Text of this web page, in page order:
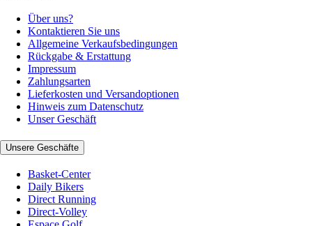
Über uns?
Kontaktieren Sie uns
Allgemeine Verkaufsbedingungen
Rückgabe & Erstattung
Impressum
Zahlungsarten
Lieferkosten und Versandoptionen
Hinweis zum Datenschutz
Unser Geschäft
Unsere Geschäfte
Basket-Center
Daily Bikers
Direct Running
Direct-Volley